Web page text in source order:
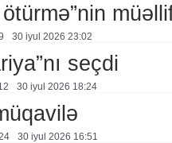
ötürmə”nin
30 i̇yul 2026 23:02
seçdi
30 i̇yul 2026 18:24
30 i̇yul 2026 16:51